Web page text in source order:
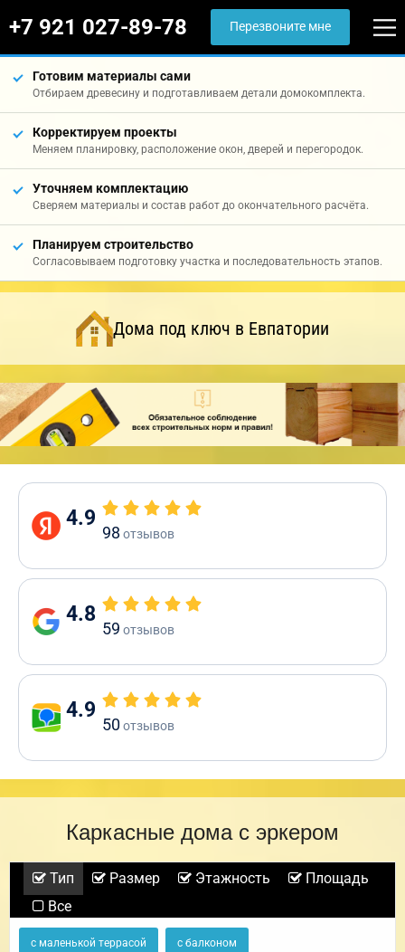
+7 921 027-89-78 Перезвоните мне
Готовим материалы сами
Отбираем древесину и подготавливаем детали домокомплекта.
Корректируем проекты
Меняем планировку, расположение окон, дверей и перегородок.
Уточняем комплектацию
Сверяем материалы и состав работ до окончательного расчёта.
Планируем строительство
Согласовываем подготовку участка и последовательность этапов.
Дома под ключ в Евпатории
4.9
98 отзывов
4.8
59 отзывов
4.9
50отзывов
Каркасные дома с эркером
Тип Размер Этажность
Площадь
Все
с маленькой террасой с балконом